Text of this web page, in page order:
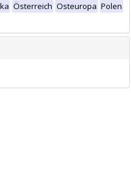
Österreich Osteuropa Polen